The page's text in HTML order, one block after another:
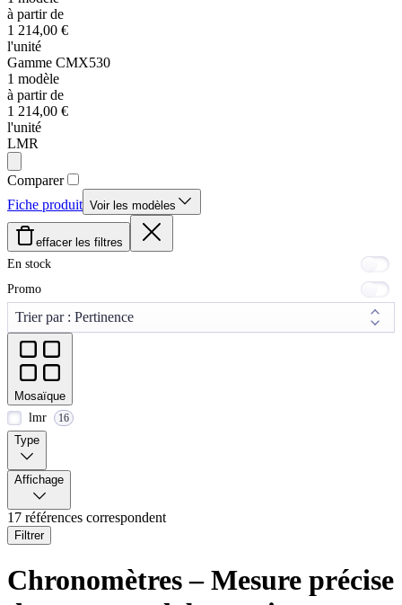
à partir de
1 214,00 €
l'unité
Gamme CMX530
1 modèle
à partir de
1 214,00 €
l'unité
LMR
Comparer
Fiche produit Voir les modèles
effacer les filtres
En stock
Promo
Mosaïque
lmr
16
Type
Affichage
17 références correspondent
Filtrer
Chronomètres – Mesure précise